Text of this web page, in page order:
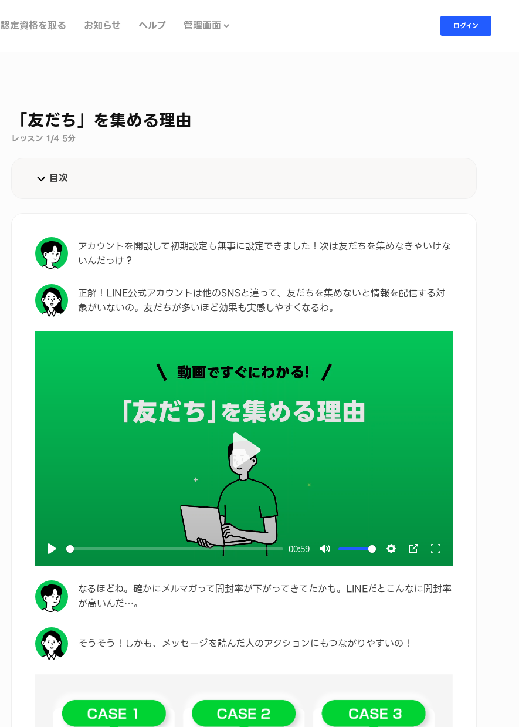
認定資格を取る お知らせ ヘルプ 管理画面 ログイン
レッスン 1/4 5分
「友だち」を集める理由
目次
よくある質問
アカウントを開設して初期設定も無事に設定できました！次は友だちを集めなきゃいけな
いんだっけ？
正解！LINE公式アカウントは他のSNSと違って、友だちを集めないと情報を配信する対
象がいないの。友だちが多いほど効果も実感しやすくなるわ。
00:59
Play
なるほどね。確かにメルマガって開封率が下がってきてたかも。LINEだとこんなに開封率
が高いんだ…。
そうそう！しかも、メッセージを読んだ人のアクションにもつながりやすいの！